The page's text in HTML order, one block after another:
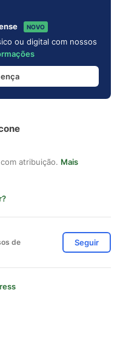
NOVO
ou digital com nossos
atribuição. Mais
de
Seguir